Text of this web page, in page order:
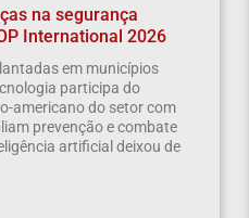
na segurança
International 2026
em municípios
participa do
americano do setor com
prevenção e combate
artificial deixou de